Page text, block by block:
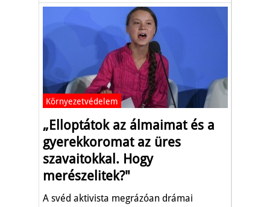
Környezetvédelem
„Elloptátok az álmaimat és a
gyerekkoromat az üres
szavaitokkal. Hogy
merészelitek?"
A svéd aktivista megrázóan drámai